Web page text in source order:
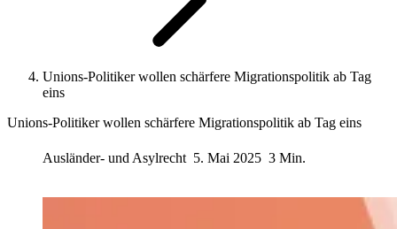
Unions-Politiker wollen schärfere Migrationspolitik ab Tag
eins
Unions-Politiker wollen schärfere Migrationspolitik ab Tag eins
Ausländer- und Asylrecht 5. Mai 2025 3 Min.